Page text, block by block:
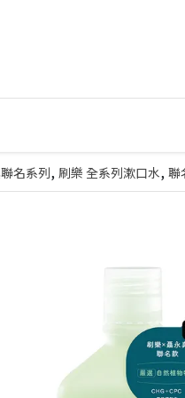
名系列, 刷樂 全系列漱口水, 聯